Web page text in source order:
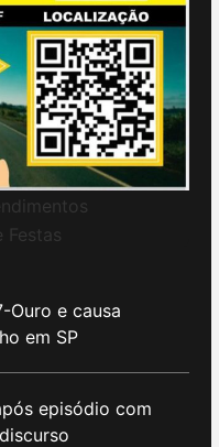
Ouro e causa
em SP
episódio com